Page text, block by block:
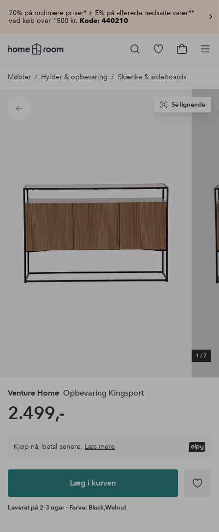
20% på ordinære priser* + 5% på allerede nedsatte varer**
ved køb over 1500 kr. Kode: 440210
Homeroom
–
hjemmet
pris
Gå
produkter
Gå
Møbler Hylder & opbevaring Skænke & sideboards
Tilbage
1 /7
Se lignende
Venture Home Opbevaring Kingsport
2.499,-
Læg i
Kjøp nå, betal senere. Læs mere
Læg i kurven
Leveret på 2-3 uger - Farve: Black,Walnut